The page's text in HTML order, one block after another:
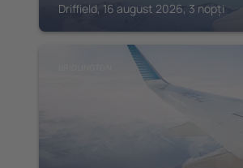
Driffield, 16 august 2026, 3 nopți